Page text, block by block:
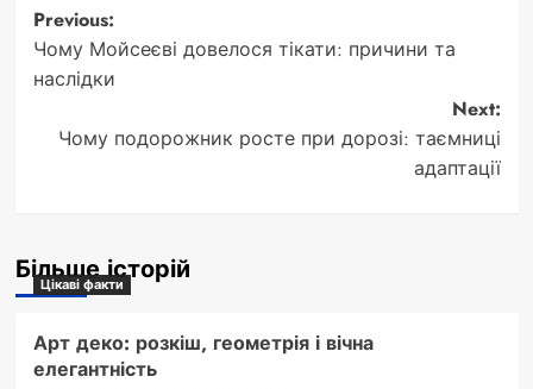
Post
navigation
Previous:
Чому Мойсеєві довелося тікати: причини та
наслідки
Next:
Чому подорожник росте при дорозі: таємниці
адаптації
Більше історій
Цікаві факти
Арт деко: розкіш, геометрія і вічна
елегантність